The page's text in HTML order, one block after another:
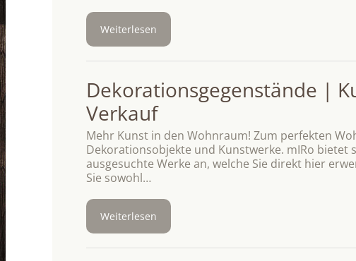
Weiterlesen
Dekorationsgegenstände |
Verkauf
Mehr Kunst in den Wohnraum! Zum perfekten
Dekorationsobjekte und Kunstwerke. mIRo bietet
ausgesuchte Werke an, welche Sie direkt hier
Sie sowohl…
Weiterlesen